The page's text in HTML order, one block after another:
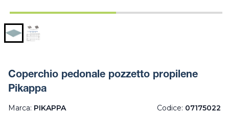
Coperchio pedonale pozzetto propilene
Pikappa
Marca: PIKAPPA Codice: 07175022